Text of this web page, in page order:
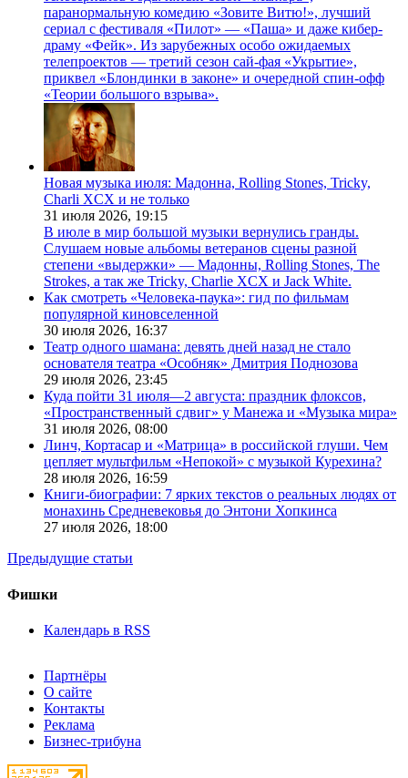
паранормальную комедию «Зовите Витю!», лучший
сериал с фестиваля «Пилот» — «Паша» и даже кибер-
драму «Фейк». Из зарубежных особо ожидаемых
телепроектов — третий сезон сай-фая «Укрытие»,
приквел «Блондинки в законе» и очередной спин-офф
«Теории большого взрыва».
Новая музыка июля: Мадонна, Rolling Stones, Tricky,
Charli XCX и не только
31 июля 2026, 19:15
В июле в мир большой музыки вернулись гранды.
Слушаем новые альбомы ветеранов сцены разной
степени «выдержки» — Мадонны, Rolling Stones, The
Strokes, а так же Tricky, Charlie XCX и Jack White.
Как смотреть «Человека-паука»: гид по фильмам
популярной киновселенной
30 июля 2026, 16:37
Театр одного шамана: девять дней назад не стало
основателя театра «Особняк» Дмитрия Поднозова
29 июля 2026, 23:45
Куда пойти 31 июля—2 августа: праздник флоксов,
«Пространственный сдвиг» у Манежа и «Музыка мира»
31 июля 2026, 08:00
Линч, Кортасар и «Матрица» в российской глуши. Чем
цепляет мультфильм «Непокой» с музыкой Курехина?
28 июля 2026, 16:59
Книги-биографии: 7 ярких текстов о реальных людях от
монахинь Средневековья до Энтони Хопкинса
27 июля 2026, 18:00
Предыдущие статьи
Фишки
Календарь в RSS
Партнёры
О сайте
Контакты
Реклама
Бизнес-трибуна